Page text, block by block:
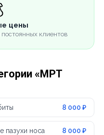
цены
постоянных клиентов
«МРТ
8 000 ₽
пазухи носа 8 000 ₽